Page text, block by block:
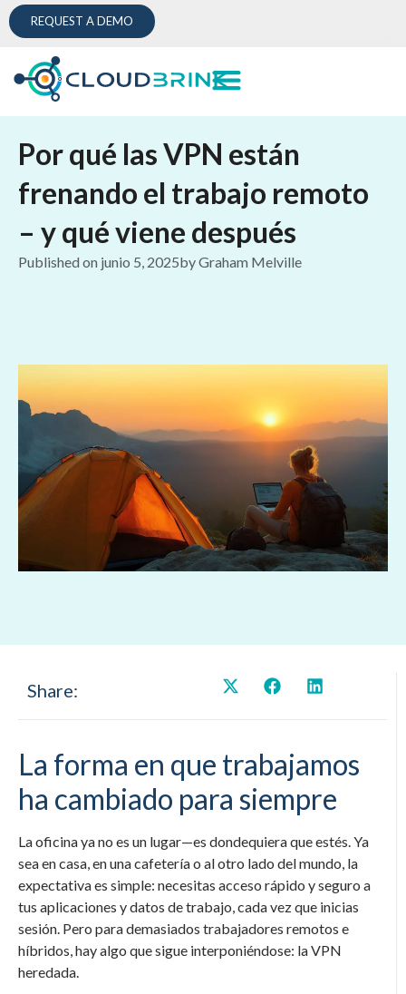
REQUEST A DEMO
Por qué las VPN están
frenando el trabajo remoto
– y qué viene después
Published on junio 5, 2025byGraham Melville
Share:
La forma en que trabajamos
ha cambiado para siempre
La oficina ya no es un lugar—es dondequiera que estés. Ya
sea en casa, en una cafetería o al otro lado del mundo, la
expectativa es simple: necesitas acceso rápido y seguro a
tus aplicaciones y datos de trabajo, cada vez que inicias
sesión. Pero para demasiados trabajadores remotos e
híbridos, hay algo que sigue interponiéndose: la VPN
heredada.